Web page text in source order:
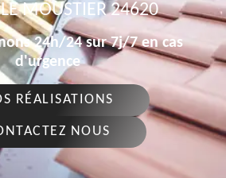
MOUSTIER 24620
24h/24 sur 7j/7 en cas
d'urgence
RÉALISATIONS
NOUS